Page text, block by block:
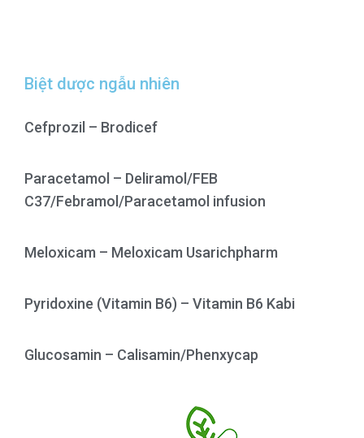
Biệt dược ngẫu nhiên
Cefprozil – Brodicef
Paracetamol – Deliramol/FEB
C37/Febramol/Paracetamol infusion
Meloxicam – Meloxicam Usarichpharm
Pyridoxine (Vitamin B6) – Vitamin B6 Kabi
Glucosamin – Calisamin/Phenxycap